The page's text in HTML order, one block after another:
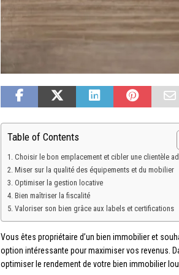
Table of Contents
Choisir le bon emplacement et cibler une clientèle
Miser sur la qualité des équipements et du mobilier
Optimiser la gestion locative
Bien maîtriser la fiscalité
Valoriser son bien grâce aux labels et certifications
Vous êtes propriétaire d’un bien immobilier et
option intéressante pour maximiser vos revenus.
optimiser le rendement de votre bien immobilier